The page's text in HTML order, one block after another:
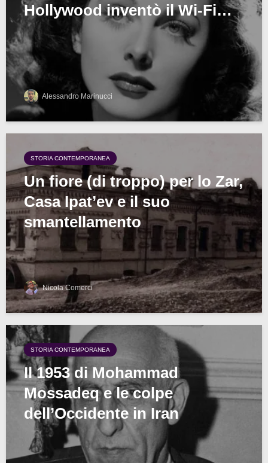
Hollywood inventò il Wi-Fi…
Alessandro Marinucci
STORIA CONTEMPORANEA
Un fiore (di troppo) per lo Zar,
Casa Ipat’ev e il suo
smantellamento
Nicola Comerci
STORIA CONTEMPORANEA
Il 1953 di Mohammad
Mossadeq e le colpe
dell’Occidente in Iran